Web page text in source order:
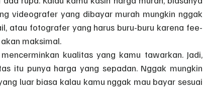
videografer yang dibayar murah mungkin nggak
atau fotografer yang harus buru-buru karena fee-
maksimal.
kualitas yang kamu tawarkan. Jadi,
itu punya harga yang sepadan. Nggak mungkin
luar biasa kalau kamu nggak mau bayar sesuai